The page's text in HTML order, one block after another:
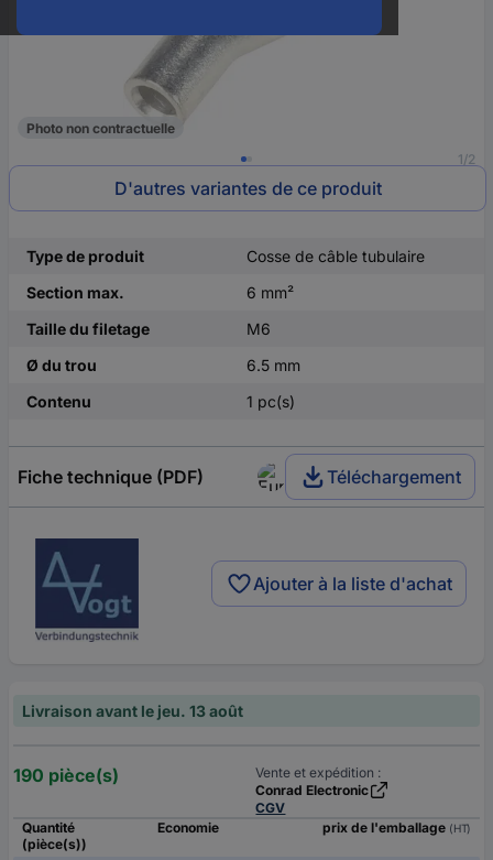
1/2
Photo non contractuelle
D'autres variantes de ce produit
Type de produit
Cosse de câble tubulaire
Section max.
6 mm²
Taille du filetage
M6
Ø du trou
6.5 mm
Contenu
1 pc(s)
Fiche technique (PDF) Téléchargement
Ajouter à la liste d'achat
Livraison avant le jeu. 13 août
190 pièce(s)
Vente et expédition :
Conrad Electronic
CGV
Quantité
(pièce(s))
Economie prix de l'emballage (HT)